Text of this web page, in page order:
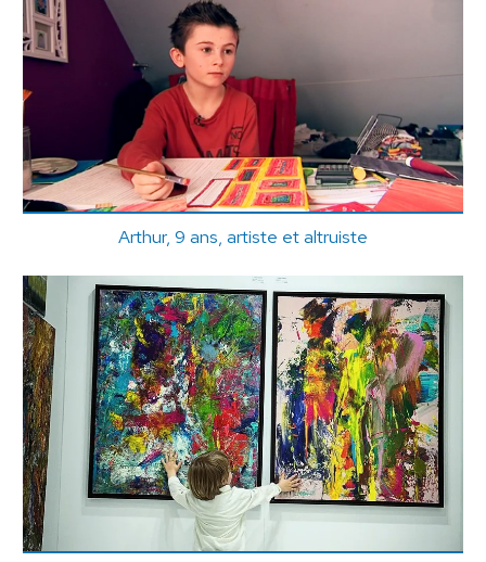
Arthur, 9 ans, artiste et altruiste